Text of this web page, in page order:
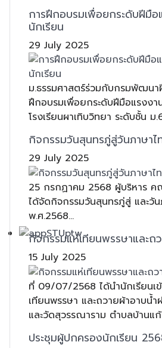
การฝึกอบรมเพื่อยกระดับฝีมือ
นักเรียน
29 July 2025
ม.ธรรมศาสตร์ร่วมกับกรมพัฒนา
ฝึกอบรมเพื่อยกระดับฝีมือแรงงา
โรงเรียนผาเทิบวิทยา ระดับชั้น ม
กิจกรรมวันสุนทรภู่สู่วันภาษา
29 July 2025
25 กรกฏาคม 2568 ผู้บริหาร ค
ได้จัดกิจกรรมวันสุนทรภู่สู่ และวัน
พ.ศ.2568...
กิจกรรมแห่เทียนพรรษาและถ
15 July 2025
ที่ 09/07/2568 ได้นำนักเรียนเ
เทียนพรรษา และถวายผ้าอาบน้
และวัดสุวรรณาราม ตำบลบ้านแ
ประชุมผู้ปกครองนักเรียน